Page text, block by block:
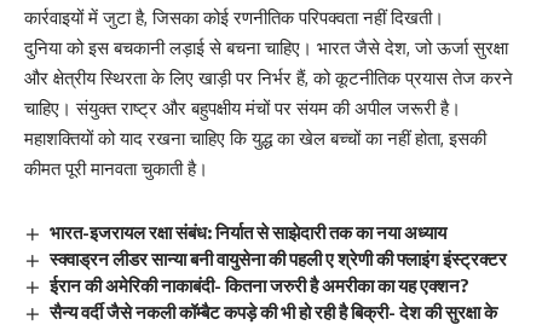
कार्रवाइयों में जुटा है, जिसका कोई रणनीतिक परिपक्वता नहीं दिखती।
दुनिया को इस बचकानी लड़ाई से बचना चाहिए। भारत जैसे देश, जो ऊर्जा सुरक्षा
और क्षेत्रीय स्थिरता के लिए खाड़ी पर निर्भर हैं, को कूटनीतिक प्रयास तेज करने
चाहिए। संयुक्त राष्ट्र और बहुपक्षीय मंचों पर संयम की अपील जरूरी है।
महाशक्तियों को याद रखना चाहिए कि युद्ध का खेल बच्चों का नहीं होता, इसकी
कीमत पूरी मानवता चुकाती है।
भारत-इजरायल रक्षा संबंध: निर्यात से साझेदारी तक का नया अध्याय
स्क्वाड्रन लीडर सान्या बनी वायुसेना की पहली ए श्रेणी की फ्लाइंग इंस्ट्रक्टर
ईरान की अमेरिकी नाकाबंदी- कितना जरुरी है अमरीका का यह एक्शन?
सैन्य वर्दी जैसे नकली कॉम्बैट कपड़े की भी हो रही है बिक्री- देश की सुरक्षा के